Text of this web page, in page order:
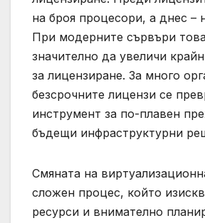
на броя процесори, а днес –
При модерните сървъри
значително да увеличи
за лицензиране. За много
безсрочните лицензи се
инструмент за по-плавен
бъдещи инфраструктурни
Смяната на
сложен процес, който
ресурси и внимателно